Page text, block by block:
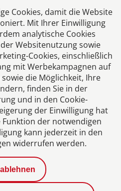
Netzwerk
Cookies, damit die Website
Mit Ihrer Einwilligung
analytische Cookies
Websitenutzung sowie
Cookies, einschließlich
mit Werbekampagnen auf
die Möglichkeit, Ihre
finden Sie in der
und in den Cookie-
der Einwilligung hat
Funktion der notwendigen
kann jederzeit in den
widerrufen werden.